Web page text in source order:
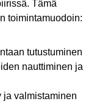
Tämä
toimintamuodoin:
tutustuminen
nauttiminen ja
ja valmistaminen